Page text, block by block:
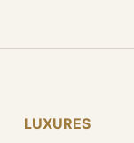
LUXURES